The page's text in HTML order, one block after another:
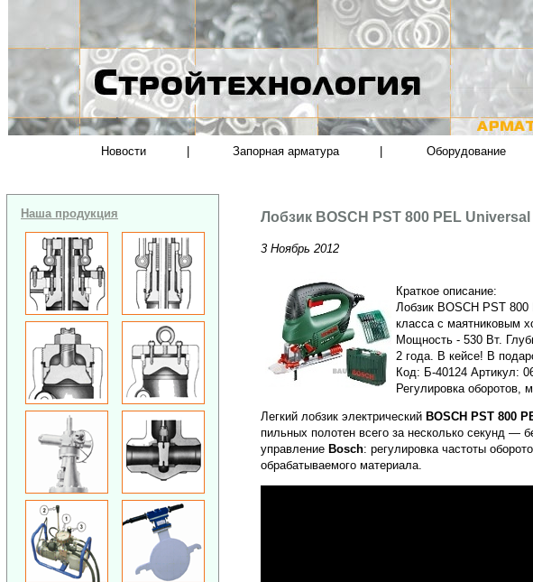
Новости Запорная арматура Оборудование
Наша продукция Лобзик BOSCH PST 800 PEL Universal
3 Ноябрь 2012
Краткое описание:
Лобзик BOSCH PST
класса с маятниковым
Мощность - 530 Вт.
2 года. В кейсе! В
Код: Б-40124 Артикул:
Регулировка оборотов,
Легкий лобзик электрический BOSCH PST 800
пильных полотен всего за несколько секунд —
управление Bosch: регулировка частоты
обрабатываемого материала.